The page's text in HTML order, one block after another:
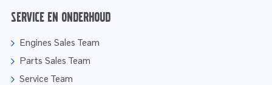
Service en onderhoud
Engines Sales Team
Parts Sales Team
Service Team